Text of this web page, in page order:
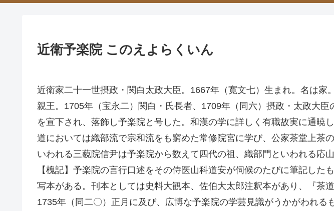
近衛予楽院 このえよらくいん
近衛家二十一世摂政・関白太政大臣。1667年（寛文七）生まれ。名は
親王。1705年（宝永二）関白・氏長者、1709年（同六）摂政・太政大
を宣下され、落飾し予楽院と号した。和漢の学に詳しく有職故実に通
道においては織部流で宗和流をも窮めた常修院宮に学び、公家茶堂上茶
いわれる三藐院信尹は予楽院から数えて四代の祖、織部門といわれる応
【槐記】予楽院の言行口述をその侍医山科道安が伺候のたびに筆記し
写本がある。刊本としては史料大観本、佐伯大太郎注釈本があり、『茶
1735年（同二〇）正月に及び、広博な予楽院の学芸見識がうかがわれ